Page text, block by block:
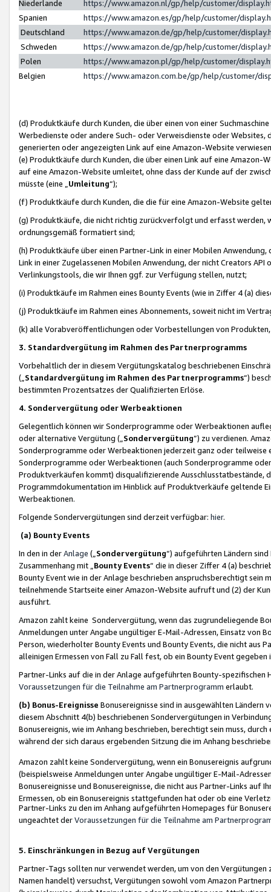
Niederlande
https://www.amazon.nl/gp/help/customer/
Spanien
https://www.amazon.es/gp/help/customer/
Deutschland
https://www.amazon.de/gp/help/customer/
Schweden
https://www.amazon.de/gp/help/customer/
Polen
https://www.amazon.pl/gp/help/customer/
Belgien
https://www.amazon.com.be/gp/help/customer/
(d) Produktkäufe durch Kunden, die über einen von einer
Werbedienste oder andere Such- oder Verweisdienste oder Websites,
generierten oder angezeigten Link auf eine Amazon-Website
(e) Produktkäufe durch Kunden, die über einen Link auf eine
auf eine Amazon-Website umleitet, ohne dass der Kunde auf der
müsste (eine „ Umleitung“);
(f) Produktkäufe durch Kunden, die die für eine Amazon-Website
(g) Produktkäufe, die nicht richtig zurückverfolgt und erfasst werden,
ordnungsgemäß formatiert sind;
(h) Produktkäufe über einen Partner-Link in einer Mobilen
Link in einer Zugelassenen Mobilen Anwendung, der nicht Creators
Verlinkungstools, die wir Ihnen ggf. zur Verfügung stellen, nutzt;
(i) Produktkäufe im Rahmen eines Bounty Events (wie in Ziffer 4 (a)
(j) Produktkäufe im Rahmen eines Abonnements, soweit nicht im
(k) alle Vorabveröffentlichungen oder Vorbestellungen von
3. Standardvergütung im Rahmen des Partnerprogramms
Vorbehaltlich der in diesem Vergütungskatalog beschriebenen
(„ Standardvergütung im Rahmen des Partnerprogramms“)
bestimmten Prozentsatzes der Qualifizierten Erlöse.
4. Sondervergütung oder Werbeaktionen
Gelegentlich können wir Sonderprogramme oder Werbeaktionen
oder alternative Vergütung („ Sondervergütung”) zu verdienen.
Sonderprogramme oder Werbeaktionen jederzeit ganz oder
Sonderprogramme oder Werbeaktionen (auch Sonderprogramme
Produktverkäufen kommt) disqualifizierende Ausschlusstatbestände,
Programmdokumentation im Hinblick auf Produktverkäufe geltende
Werbeaktionen.
Folgende Sondervergütungen sind derzeit verfügbar: hier.
(a) Bounty Events
In den in derAnlage („ Sondervergütung“) aufgeführten Ländern
Zusammenhang mit „ Bounty Events“ die in dieser Ziffer 4 (a)
Bounty Event wie in der Anlage beschrieben anspruchsberechtigt sein
teilnehmende Startseite einer Amazon-Website aufruft und (2) der
ausführt.
Amazon zahlt keine Sondervergütung, wenn das zugrundeliegende
Anmeldungen unter Angabe ungültiger E-Mail-Adressen, Einsatz von
Person, wiederholter Bounty Events und Bounty Events, die nicht
alleinigen Ermessen von Fall zu Fall fest, ob ein Bounty Event
Partner-Links auf die in der Anlage aufgeführten Bounty-spezifischen
Voraussetzungen für die Teilnahme am Partnerprogramm erlaubt.
(b) Bonus-Ereignisse Bonusereignisse sind in ausgewählten Ländern
diesem Abschnitt 4(b) beschriebenen Sondervergütungen in
Bonusereignis, wie im Anhang beschrieben, berechtigt sein muss,
während der sich daraus ergebenden Sitzung die im Anhang
Amazon zahlt keine Sondervergütung, wenn ein Bonusereignis
(beispielsweise Anmeldungen unter Angabe ungültiger E-Mail-
Bonusereignisse und Bonusereignisse, die nicht aus Partner-Links auf
Ermessen, ob ein Bonusereignis stattgefunden hat oder ob eine
Partner-Links zu den im Anhang aufgeführten Homepages für
ungeachtet derVoraussetzungen für die Teilnahme am
5. Einschränkungen in Bezug auf Vergütungen
Partner-Tags sollten nur verwendet werden, um von den
Namen handelt) versuchst, Vergütungen sowohl vom Amazon